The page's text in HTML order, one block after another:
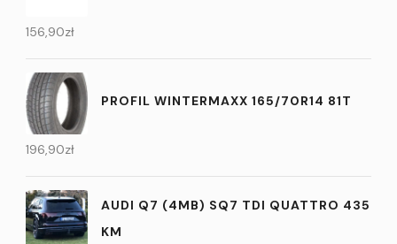
156,90zł
PROFIL WINTERMAXX 165/70R14 81T
196,90zł
AUDI Q7 (4MB) SQ7 TDI QUATTRO 435
KM